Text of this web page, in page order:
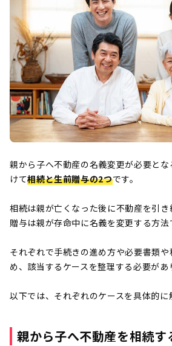
親から子へ不動産の名義変更が必要と
けて相続と生前贈与の2つです。
相続は親が亡くなった後に不動産を引
贈与は親が存命中に名義を変更する方法
それぞれで手続きの進め方や必要書類
め、該当するケースを整理する必要があ
以下では、それぞれのケースを具体的に
親から子へ不動産を相続す